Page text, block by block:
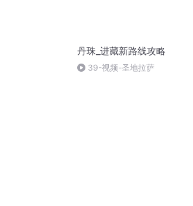
丹珠_进藏新路线攻略
39-视频-圣地拉萨